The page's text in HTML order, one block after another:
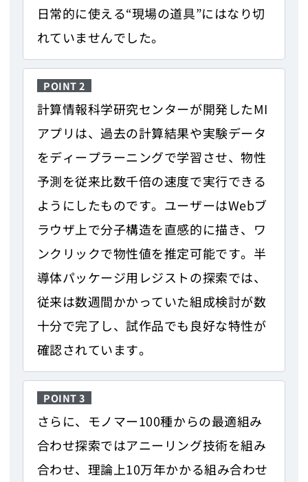
日常的に使える“現場の道具”にはなり切
れていませんでした。
POINT 2
計算情報科学研究センターが開発したMI
アプリは、過去の計算結果や実験データ
をディープラーニングで学習させ、物性
予測を従来比数千倍の速度で実行できる
ようにしたものです。ユーザーはWebブ
ラウザ上で分子構造を直感的に描き、ワ
ンクリックで物性値を推定可能です。半
導体パッケージ用レジストの探索では、
従来は数週間かかっていた組成検討が数
十分で完了し、試作品でも良好な特性が
確認されています。
POINT 3
さらに、モノマー100種からの最適組み
合わせ探索ではアニーリング技術を組み
合わせ、理論上10万年かかる組み合わせ